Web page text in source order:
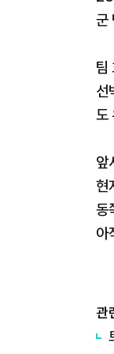
군
팀
선
도
앞
현
동
아
관